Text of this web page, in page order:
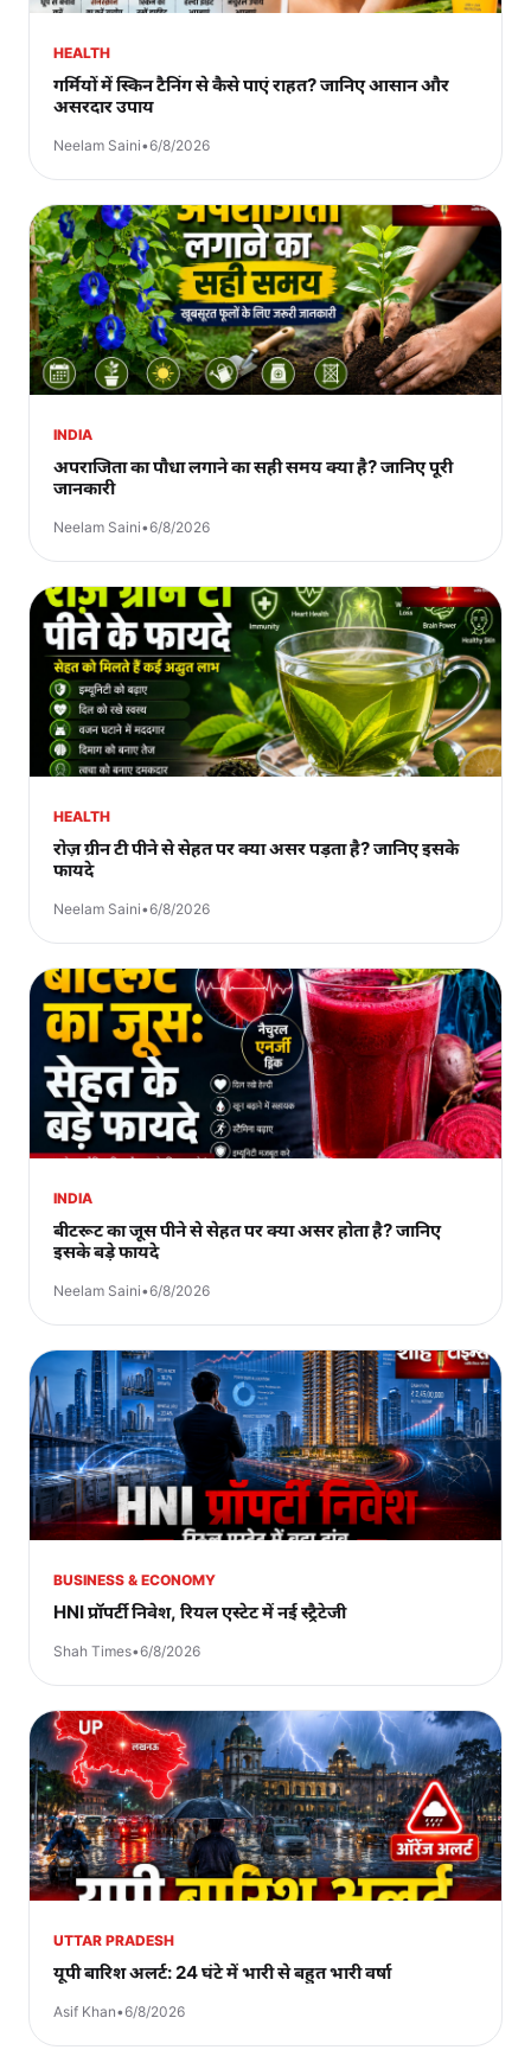
HEALTH
गर्मियों में स्किन टैनिंग से कैसे पाएं राहत? जानिए आसान और
असरदार उपाय
Neelam Saini•6/8/2026
INDIA
अपराजिता का पौधा लगाने का सही समय क्या है? जानिए पूरी
जानकारी
Neelam Saini•6/8/2026
HEALTH
रोज़ ग्रीन टी पीने से सेहत पर क्या असर पड़ता है? जानिए इसके
फायदे
Neelam Saini•6/8/2026
INDIA
बीटरूट का जूस पीने से सेहत पर क्या असर होता है? जानिए
इसके बड़े फायदे
Neelam Saini•6/8/2026
BUSINESS & ECONOMY
HNI प्रॉपर्टी निवेश, रियल एस्टेट में नई स्ट्रैटेजी
Shah Times•6/8/2026
UTTAR PRADESH
यूपी बारिश अलर्ट: 24 घंटे में भारी से बहुत भारी वर्षा
Asif Khan•6/8/2026